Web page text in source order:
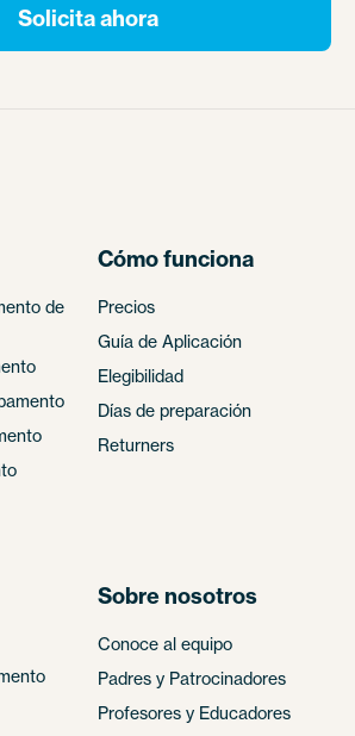
Solicita ahora
de
Cómo funciona
Precios
Guía de Aplicación
Elegibilidad
Días de preparación
Returners
Sobre nosotros
Conoce al equipo
Padres y Patrocinadores
Profesores y Educadores